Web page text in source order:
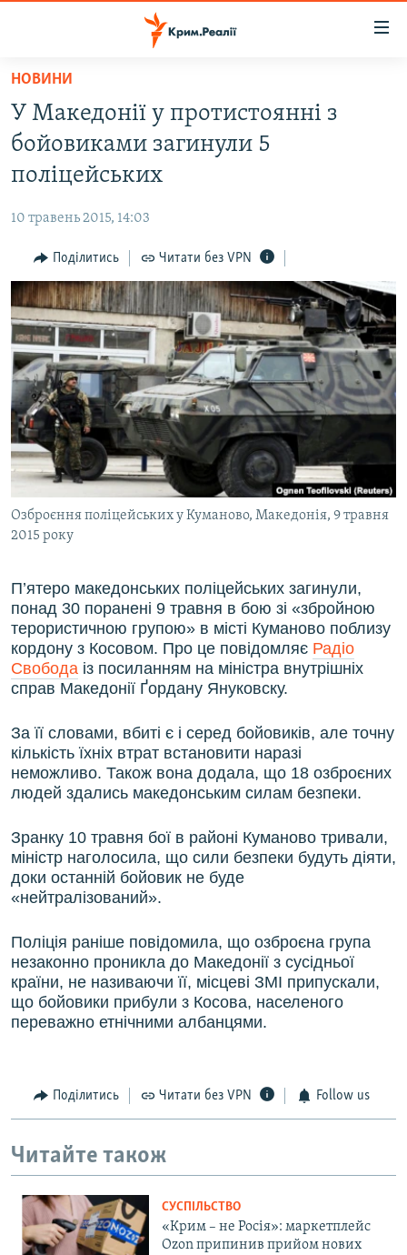
Перейти
основного
матеріалу
Перейти
до
основної
навігації
Перейти
до
пошуку
ВОДА.КРИМ
ВІДЕО ТА ФОТО
БЛОГИ
ПОГЛЯД
ІНТЕРВ'Ю
ВСЕ ЗА ДЕНЬ
СПЕЦПРОЕКТИ
ДЕПОРТАЦІЯ
ВІДЕОУРОКИ «ELIFBE»
СВІДЧЕННЯ ОКУПАЦІЇ
УКРАЇНСЬКА ПРОБЛЕМА КРИМУ
ІНФОГРАФІКА
ЯК ОБІЙТИ БЛОКУВАННЯ
Русский
Qırımtatar
ДОЛУЧАЙСЯ!
Усі сайти RFE/RL
НОВИНИ
У Македонії у протистоянні з
бойовиками загинули 5
поліцейських
10 травень 2015, 14:03
Поділитись Читати без VPN
Озброєння поліцейських у Куманово, Македонія, 9 травня
2015 року
П’ятеро македонських поліцейських загинули,
понад 30 поранені 9 травня в бою зі «збройною
терористичною групою» в місті Куманово поблизу
кордону з Косовом. Про це повідомляє Радіо
Свобода із посиланням на міністра внутрішніх
справ Македонії Ґордану Януковску.
За її словами, вбиті є і серед бойовиків, але точну
кількість їхніх втрат встановити наразі
неможливо. Також вона додала, що 18 озброєних
людей здались македонським силам безпеки.
Зранку 10 травня бої в районі Куманово тривали,
міністр наголосила, що сили безпеки будуть діяти,
доки останній бойовик не буде
«нейтралізований».
Поліція раніше повідомила, що озброєна група
незаконно проникла до Македонії з сусідньої
країни, не називаючи її, місцеві ЗМІ припускали,
що бойовики прибули з Косова, населеного
переважно етнічними албанцями.
Поділитись Читати без VPN Follow us
Читайте також
СУСПІЛЬСТВО
«Крим – не Росія»: маркетплейс
Ozon припинив прийом нових